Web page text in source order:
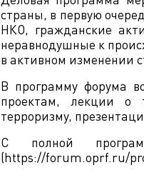
страны, в первую
НКО, гражданские
неравнодушные к
в активном изменении
В программу форума
проектам, лекции о
терроризму,
С полной
(https://forum.oprf.ru/